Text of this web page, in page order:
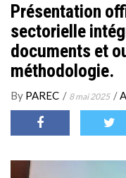
ACTIVITÉS
DOCUMENTS
MARCHÉS
SUIVI-EVALUATION
MÉDIA
Présentation
sectorielle
documents et
méthodologie.
By PAREC / 8 mai 2025 /